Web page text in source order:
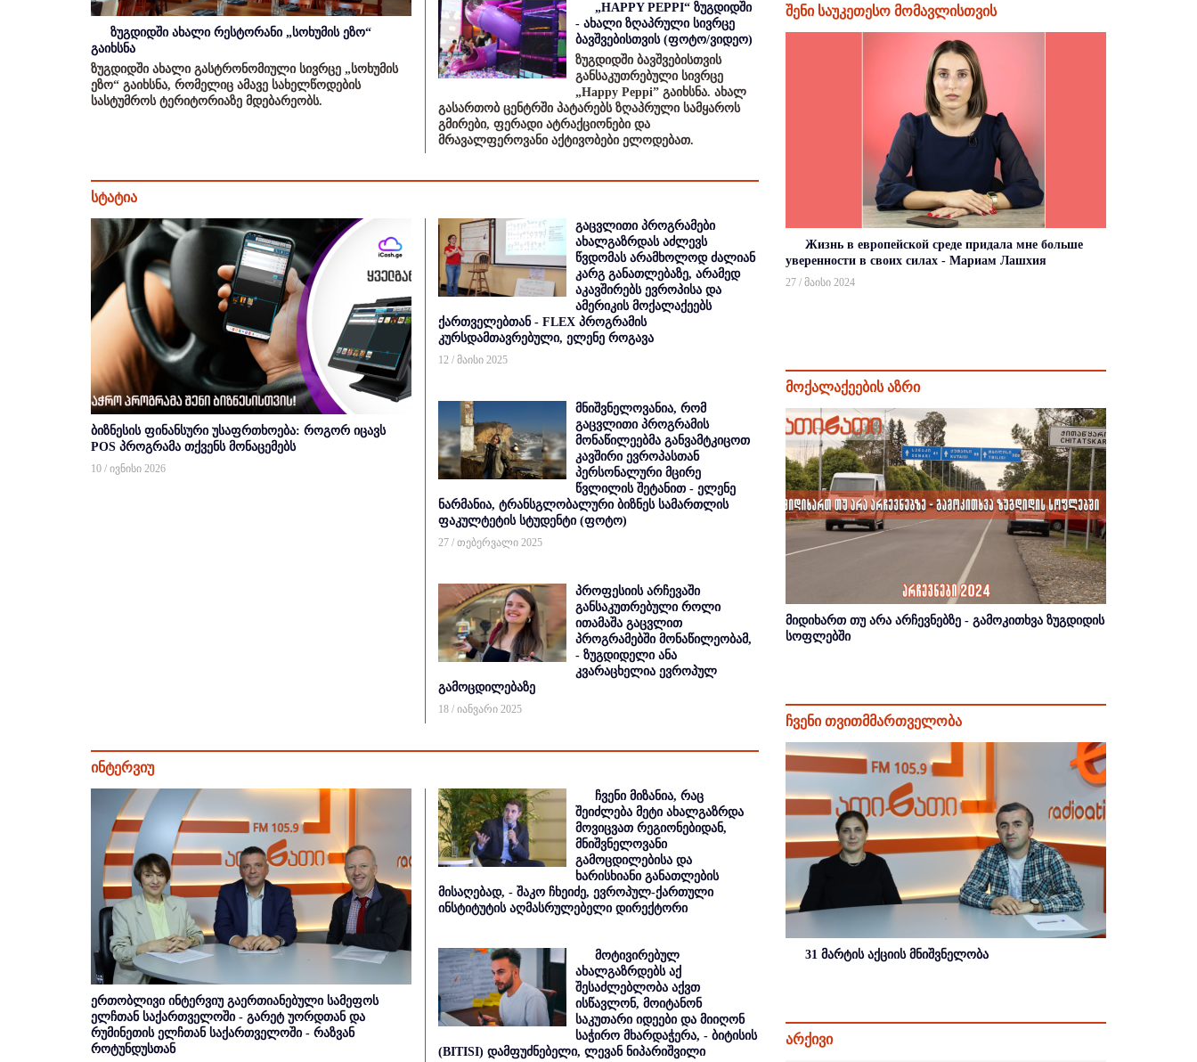
ზუგდიდში ახალი რესტორანი „სოხუმის ეზო“
გაიხსნა
ზუგდიდში ახალი გასტრონომიული სივრცე „სოხუმის
ეზო“ გაიხსნა, რომელიც ამავე სახელწოდების
სასტუმროს ტერიტორიაზე მდებარეობს.
„HAPPY PEPPI“ ზუგდიდში
- ახალი ზღაპრული სივრცე
ბავშვებისთვის (ფოტო/ვიდეო)
ზუგდიდში ბავშვებისთვის
განსაკუთრებული სივრცე
„Happy Peppi” გაიხსნა. ახალ
გასართობ ცენტრში პატარებს ზღაპრული სამყაროს
გმირები, ფერადი ატრაქციონები და
მრავალფეროვანი აქტივობები ელოდებათ.
სტატია
ბიზნესის ფინანსური უსაფრთხოება: როგორ იცავს
POS პროგრამა თქვენს მონაცემებს
10 / ივნისი 2026
გაცვლითი პროგრამები
ახალგაზრდას აძლევს
წვდომას არამხოლოდ ძალიან
კარგ განათლებაზე, არამედ
აკავშირებს ევროპისა და
ამერიკის მოქალაქეებს
ქართველებთან - FLEX პროგრამის
კურსდამთავრებული, ელენე როგავა
12 / მაისი 2025
მნიშვნელოვანია, რომ
გაცვლითი პროგრამის
მონაწილეებმა განვამტკიცოთ
კავშირი ევროპასთან
პერსონალური მცირე
წვლილის შეტანით - ელენე
ნარმანია, ტრანსგლობალური ბიზნეს სამართლის
ფაკულტეტის სტუდენტი (ფოტო)
27 / თებერვალი 2025
პროფესიის არჩევაში
განსაკუთრებული როლი
ითამაშა გაცვლით
პროგრამებში მონაწილეობამ,
- ზუგდიდელი ანა
კვარაცხელია ევროპულ
გამოცდილებაზე
18 / იანვარი 2025
ინტერვიუ
ერთობლივი ინტერვიუ გაერთიანებული სამეფოს
ელჩთან საქართველოში - გარეტ უორდთან და
რუმინეთის ელჩთან საქართველოში - რაზვან
როტუნდუსთან
ჩვენი მიზანია, რაც
შეიძლება მეტი ახალგაზრდა
მოვიცვათ რეგიონებიდან,
მნიშვნელოვანი
გამოცდილებისა და
ხარისხიანი განათლების
მისაღებად, - შაკო ჩხეიძე, ევროპულ-ქართული
ინსტიტუტის აღმასრულებელი დირექტორი
მოტივირებულ
ახალგაზრდებს აქ
შესაძლებლობა აქვთ
ისწავლონ, მოიტანონ
საკუთარი იდეები და მიიღონ
საჭირო მხარდაჭერა, - ბიტისის
(BITISI) დამფუძნებელი, ლევან ნიპარიშვილი
შენი საუკეთესო მომავლისთვის
Жизнь в европейской среде придала мне больше
уверенности в своих силах - Мариам Лашхия
27 / მაისი 2024
მოქალაქეების აზრი
მიდიხართ თუ არა არჩევნებზე - გამოკითხვა ზუგდიდის
სოფლებში
ჩვენი თვითმმართველობა
31 მარტის აქციის მნიშვნელობა
არქივი